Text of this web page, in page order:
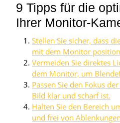
9 Tipps für die
Ihrer Monitor-
Stellen Sie sicher, dass
mit dem Monitor
Vermeiden Sie direktes
dem Monitor, um
Passen Sie den Fokus
Bild klar und scharf ist.
Halten Sie den Bereich
und frei von